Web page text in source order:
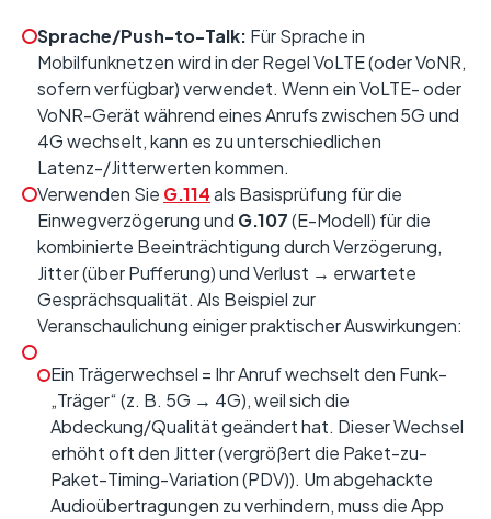
Sprache/Push-to-Talk: Für Sprache in
Mobilfunknetzen wird in der Regel VoLTE (oder VoNR,
sofern verfügbar) verwendet. Wenn ein VoLTE- oder
VoNR-Gerät während eines Anrufs zwischen 5G und
4G wechselt, kann es zu unterschiedlichen
Latenz-/Jitterwerten kommen.
Verwenden Sie G.114als Basisprüfung für die
Einwegverzögerung und G.107(E-Modell) für die
kombinierte Beeinträchtigung durch Verzögerung,
Jitter (über Pufferung) und Verlust → erwartete
Gesprächsqualität. Als Beispiel zur
Veranschaulichung einiger praktischer Auswirkungen:
Ein Trägerwechsel = Ihr Anruf wechselt den Funk-
„Träger“ (z. B. 5G → 4G), weil sich die
Abdeckung/Qualität geändert hat. Dieser Wechsel
erhöht oft den Jitter (vergrößert die Paket-zu-
Paket-Timing-Variation (PDV)). Um abgehackte
Audioübertragungen zu verhindern, muss die App